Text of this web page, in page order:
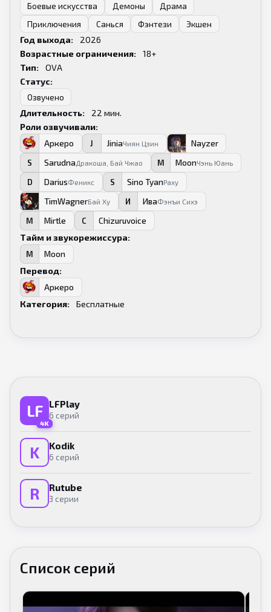
Боевые искусства
Демоны
Драма
Приключения
Санься Фэнтези
Экшен
Год выхода:
2026
Возрастные ограничения:
18+
Тип:
OVA
Статус:
Озвучено
Длительность:
22 мин.
Роли озвучивали:
А Аркеро J JiniaЧиян Цзин N Nayzer
S Sarudna Дракоша, Бай Чжао M MoonЧэнь Юань
D DariusФеникс S Sino TyanРаху
T TimWagnerБай Ху И ИваФэнъи Сихэ
M Mirtle C
Chizuruvoice
Тайм и звукорежиссура:
M
Moon
Перевод:
А
Аркеро
Категория:
Бесплатные
LF
4K
LFPlay
6 серий
K Kodik
6 серий
R Rutube
3 серии
Список серий